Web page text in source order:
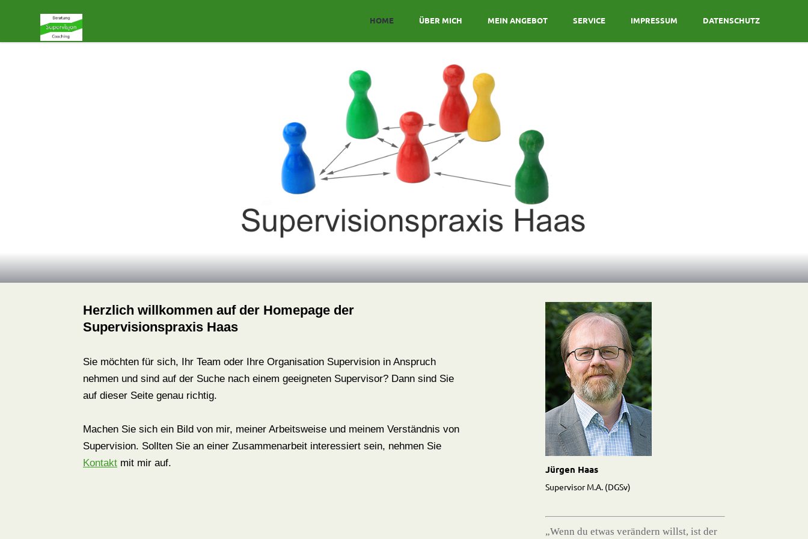
HOME ÜBER MICH MEIN ANGEBOT SERVICE IMPRESSUM DATENSCHUTZ
Jürgen Haas
Supervisor M.A. (DGSv)
„Wenn du etwas verändern willst, ist der
Herzlich willkommen auf der Homepage der
Supervisionspraxis Haas
Sie möchten für sich, Ihr Team oder Ihre Organisation Supervision in Anspruch
nehmen und sind auf der Suche nach einem geeigneten Supervisor? Dann sind Sie
auf dieser Seite genau richtig.
Machen Sie sich ein Bild von mir, meiner Arbeitsweise und meinem Verständnis von
Supervision. Sollten Sie an einer Zusammenarbeit interessiert sein, nehmen Sie
Kontakt mit mir auf.